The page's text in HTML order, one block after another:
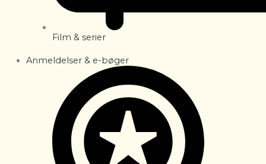
Film & serier
Anmeldelser & e-bøger